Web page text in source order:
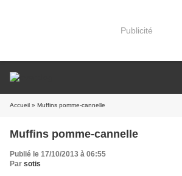
Publicité
Accueil » Muffins pomme-cannelle
Muffins pomme-cannelle
Publié le 17/10/2013 à 06:55
Par sotis